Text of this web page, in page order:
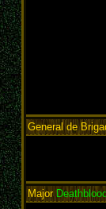
General de
Major